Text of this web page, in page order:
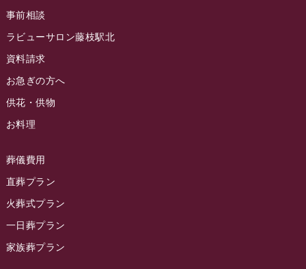
2024年5月
2024年4月
2024年3月
2024年2月
2023年12月
2023年11月
2023年10月
2023年9月
ラビュー藤枝イベント情報
ラビュー静岡沓谷イベント情報
ラビュー静岡籠上イベント情報
お葬式の豆知識
お客様の声
ラビュー静岡下島
ラビュー東静岡
ラビューリビング静岡沓谷
ラビュー藤枝
ラビュー藤枝茶町
ラビュー島田稲荷
事前相談
ラビューサロン藤枝駅北
資料請求
お急ぎの方へ
供花・供物
お料理
葬儀費用
直葬プラン
火葬式プラン
一日葬プラン
家族葬プラン